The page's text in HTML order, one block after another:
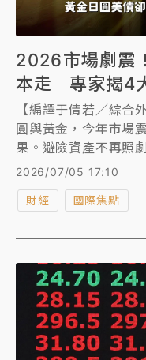
2026市場劇震
本走 專家揭4
【編譯于倩若／綜合
圓與黃金，今年市場
果。避險資產不再照
疑慮、實質殖利率攀
治不確定性，但市場
2026/07/05 17:10
財經 國際焦點